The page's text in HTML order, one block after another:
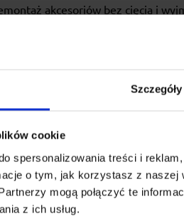
Szczegóły
cookie
spersonalizowania treści i
o tym, jak korzystasz z naszej
mogą połączyć te
z ich usług.
akcesoriów bez cięcia i
są specjalnie przystosowane
na stronie producenta.